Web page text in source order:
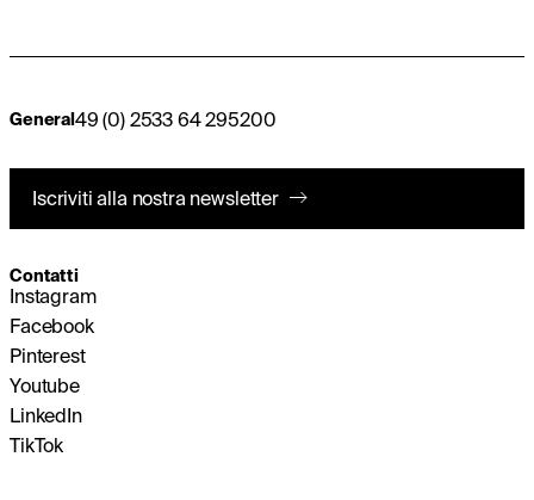
General 49 (0) 2533 64 295200
Iscriviti alla nostra newsletter
Contatti
Instagram
Facebook
Pinterest
Youtube
LinkedIn
TikTok